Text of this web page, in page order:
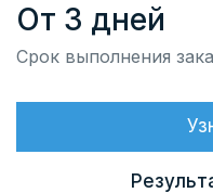
От 3 дней
Срок выполнения